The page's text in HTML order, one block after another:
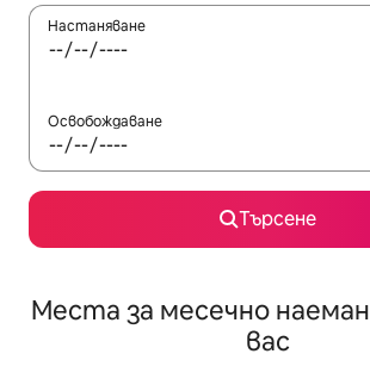
Настаняване
Освобождаване
Търсене
Места за месечно
вас